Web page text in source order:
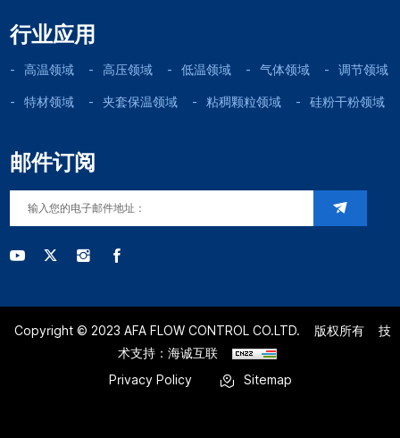
行业应用
高温领域 高压领域 低温领域 气体领域 调节领域
特材领域 夹套保温领域 粘稠颗粒领域 硅粉干粉领域
邮件订阅
Copyright © 2023 AFA FLOW CONTROL CO.LTD. 版权所有
技
术支持：海诚互联
Privacy Policy
Sitemap